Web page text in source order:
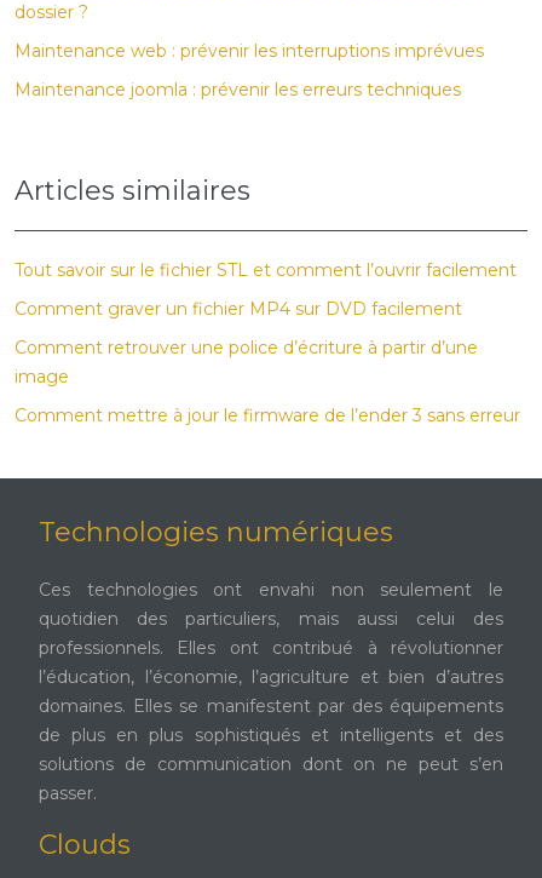
dossier ?
Maintenance web : prévenir les interruptions imprévues
Maintenance joomla : prévenir les erreurs techniques
Articles similaires
Tout savoir sur le fichier STL et comment l’ouvrir facilement
Comment graver un fichier MP4 sur DVD facilement
Comment retrouver une police d’écriture à partir d’une
image
Comment mettre à jour le firmware de l’ender 3 sans erreur
Technologies numériques
Ces technologies ont envahi non seulement le
quotidien des particuliers, mais aussi celui des
professionnels. Elles ont contribué à révolutionner
l’éducation, l’économie, l’agriculture et bien d’autres
domaines. Elles se manifestent par des équipements
de plus en plus sophistiqués et intelligents et des
solutions de communication dont on ne peut s’en
passer.
Clouds